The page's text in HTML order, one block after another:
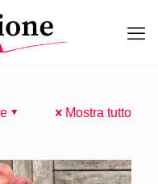
Mostra tutto